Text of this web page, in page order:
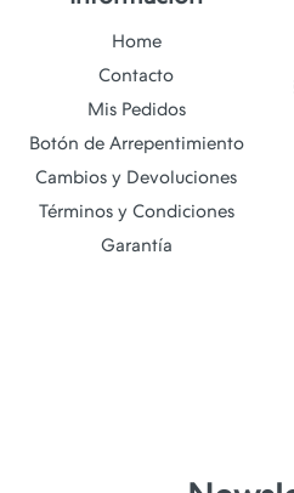
Home
Contacto
Mis Pedidos
Botón de Arrepentimiento
Cambios y Devoluciones
Términos y Condiciones
Garantía